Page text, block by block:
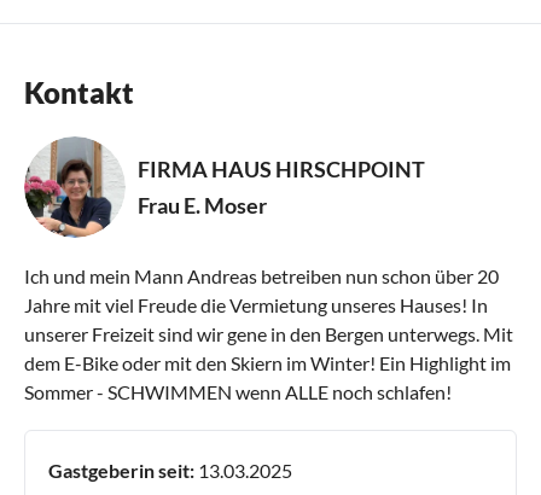
Kontakt
FIRMA HAUS HIRSCHPOINT
Frau E. Moser
Ich und mein Mann Andreas betreiben nun schon über 20
Jahre mit viel Freude die Vermietung unseres Hauses! In
unserer Freizeit sind wir gene in den Bergen unterwegs. Mit
dem E-Bike oder mit den Skiern im Winter! Ein Highlight im
Sommer - SCHWIMMEN wenn ALLE noch schlafen!
Gastgeberin seit: 13.03.2025